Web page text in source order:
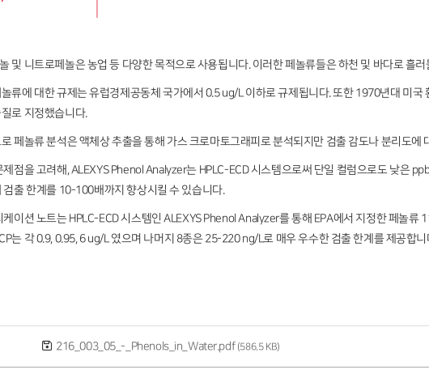
및 니트로페놀은 농업 등 다양한 목적으로 사용됩니다. 이러한 페놀류들은 하천 및 바다로 흘
류에 대한 규제는 유럽경제공동체 국가에서 0.5 ug/L 이하로 규제됩니다. 또한 1970년대 미
로 지정했습니다.
페놀류 분석은 액체상 추출을 통해 가스 크로마토그래피로 분석되지만 검출 감도나 분리도에
제점을 고려해, ALEXYS Phenol Analyzer는 HPLC-ECD 시스템으로써 단일 컬럼으로도 낮은
검출 한계를 10-100배까지 향상시킬 수 있습니다.
케이션 노트는 HPLC-ECD 시스템인 ALEXYS Phenol Analyzer를 통해 EPA에서 지정한 페놀류
는 각 0.9, 0.95, 6 ug/L 였으며 나머지 8종은 25-220 ng/L로 매우 우수한 검출 한계를 제공합니
216_003_05_-_Phenols_in_Water.pdf (586.5 KB)